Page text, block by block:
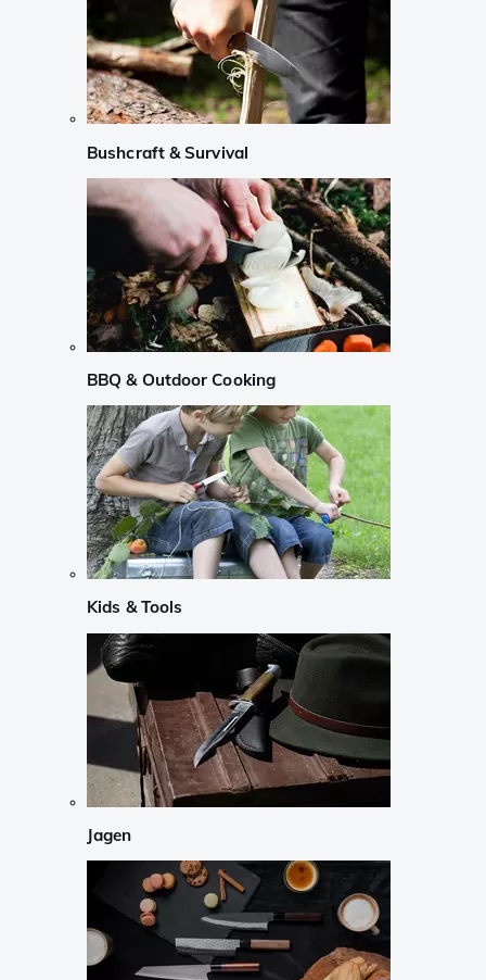
Bushcraft & Survival
BBQ & Outdoor Cooking
Kids & Tools
Jagen